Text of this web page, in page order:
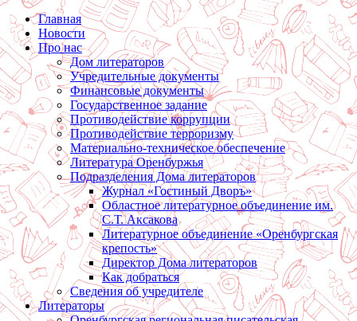
Главная
Новости
Про нас
Дом литераторов
Учредительные документы
Финансовые документы
Государственное задание
Противодействие коррупции
Противодействие терроризму
Материально-техническое обеспечение
Литература Оренбуржья
Подразделения Дома литераторов
Журнал «Гостиный Дворъ»
Областное литературное объединение им.
С.Т. Аксакова
Литературное объединение «Оренбургская
крепость»
Директор Дома литераторов
Как добраться
Сведения об учредителе
Литераторы